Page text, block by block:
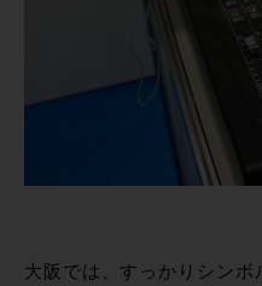
大阪では、すっかりシン